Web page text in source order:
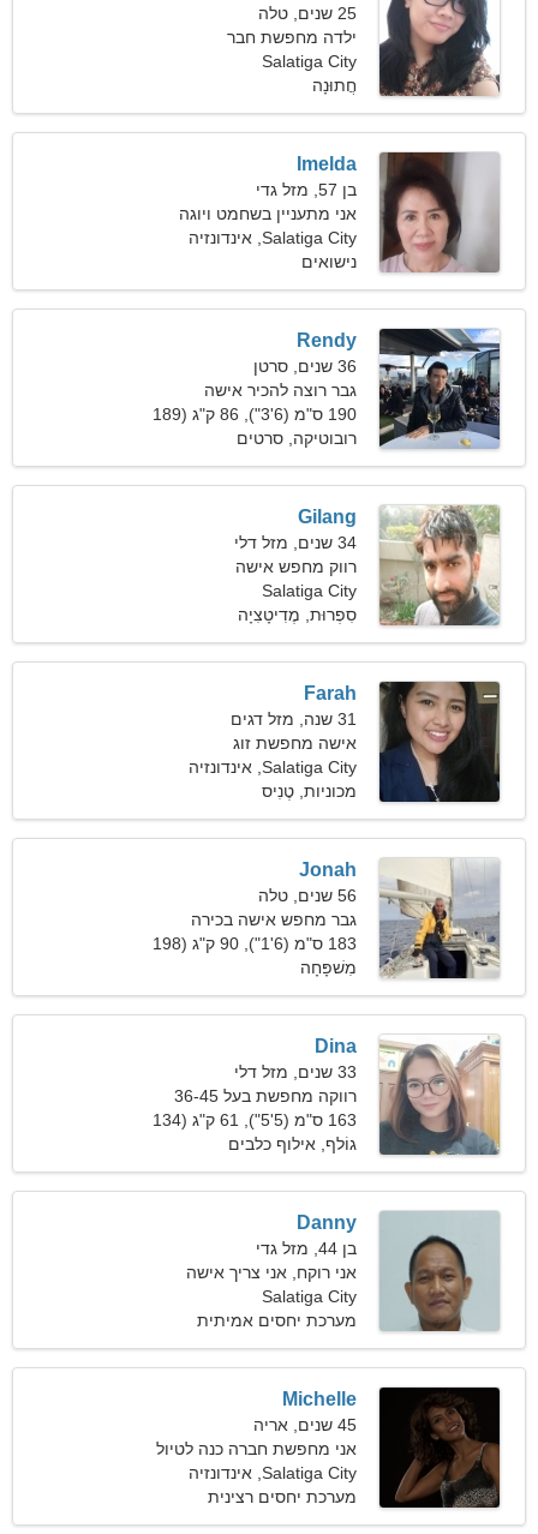
25 שנים, טלה
ילדה מחפשת חבר
Salatiga City
חֲתוּנָה
Imelda
בן 57, מזל גדי
אני מתעניין בשחמט ויוגה
Salatiga City, אינדונזיה
נישואים
Rendy
36 שנים, סרטן
גבר רוצה להכיר אישה
190 ס"מ (6'3"), 86 ק"ג (189
פאונד)
רובוטיקה, סרטים
Gilang
34 שנים, מזל דלי
רווק מחפש אישה
Salatiga City
סִפְרוּת, מֶדִיטָצִיָה
Farah
31 שנה, מזל דגים
אישה מחפשת זוג
Salatiga City, אינדונזיה
מכוניות, טֶנִיס
Jonah
56 שנים, טלה
גבר מחפש אישה בכירה
183 ס"מ (6'1"), 90 ק"ג (198
פאונד)
מִשׁפָּחָה
Dina
33 שנים, מזל דלי
רווקה מחפשת בעל 36-45
163 ס"מ (5'5"), 61 ק"ג (134
פאונד)
גוֹלף, אילוף כלבים
Danny
בן 44, מזל גדי
אני רוקח, אני צריך אישה
שנונה
Salatiga City
מערכת יחסים אמיתית
Michelle
45 שנים, אריה
אני מחפשת חברה כנה לטיול
משותף
Salatiga City, אינדונזיה
מערכת יחסים רצינית